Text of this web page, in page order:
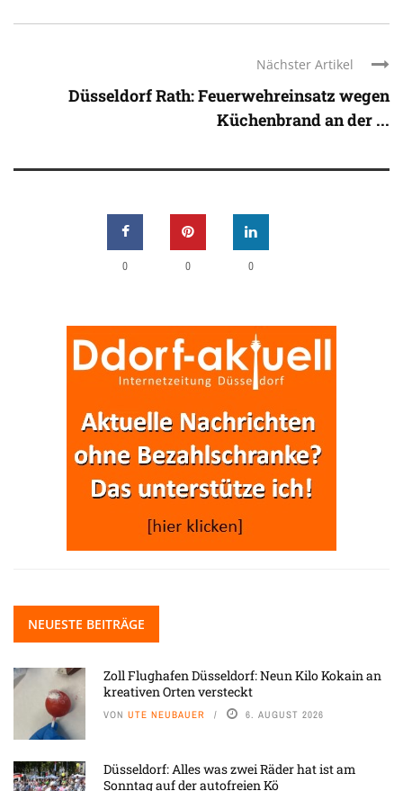
Nächster Artikel
Düsseldorf Rath: Feuerwehreinsatz wegen
Küchenbrand an der ...
0 0 0
NEUESTE BEITRÄGE
Zoll Flughafen Düsseldorf: Neun Kilo Kokain an
kreativen Orten versteckt
VON UTE NEUBAUER 6. AUGUST 2026
Düsseldorf: Alles was zwei Räder hat ist am
Sonntag auf der autofreien Kö